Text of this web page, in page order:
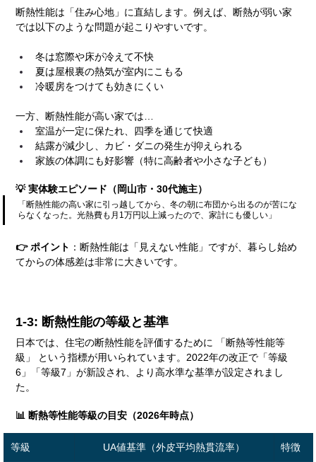
断熱性能は「住み心地」に直結します。例えば、断熱が弱い家
では以下のような問題が起こりやすいです。
冬は窓際や床が冷えて不快
夏は屋根裏の熱気が室内にこもる
冷暖房をつけても効きにくい
一方、断熱性能が高い家では…
室温が一定に保たれ、四季を通じて快適
結露が減少し、カビ・ダニの発生が抑えられる
家族の体調にも好影響（特に高齢者や小さな子ども）
💡 実体験エピソード（岡山市・30代施主）
「断熱性能の高い家に引っ越してから、冬の朝に布団から出るのが苦にな
らなくなった。光熱費も月1万円以上減ったので、家計にも優しい」
👉 ポイント ：断熱性能は「見えない性能」ですが、暮らし始め
てからの体感差は非常に大きいです。
1-3: 断熱性能の等級と基準
日本では、住宅の断熱性能を評価するために 「断熱等性能等
級」 という指標が用いられています。2022年の改正で「等級
6」「等級7」が新設され、より高水準な基準が設定されまし
た。
📊 断熱等性能等級の目安（2026年時点）
等級 UA値基準（外皮平均熱貫流率） 特徴